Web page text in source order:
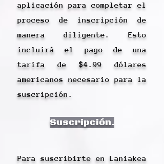
aplicación para completar el
proceso de inscripción de
manera diligente. Esto
incluirá el pago de una
tarifa de $4.99 dólares
americanos necesario para la
suscripción.
Suscripción.
Para suscribirte en Laniakea